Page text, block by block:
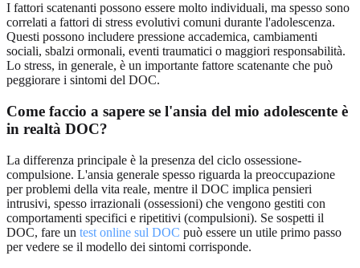
I fattori scatenanti possono essere molto individuali, ma spesso sono
correlati a fattori di stress evolutivi comuni durante l'adolescenza.
Questi possono includere pressione accademica, cambiamenti
sociali, sbalzi ormonali, eventi traumatici o maggiori responsabilità.
Lo stress, in generale, è un importante fattore scatenante che può
peggiorare i sintomi del DOC.
Come faccio a sapere se l'ansia del mio adolescente è
in realtà DOC?
La differenza principale è la presenza del ciclo ossessione-
compulsione. L'ansia generale spesso riguarda la preoccupazione
per problemi della vita reale, mentre il DOC implica pensieri
intrusivi, spesso irrazionali (ossessioni) che vengono gestiti con
comportamenti specifici e ripetitivi (compulsioni). Se sospetti il
DOC, fare un test online sul DOC può essere un utile primo passo
per vedere se il modello dei sintomi corrisponde.